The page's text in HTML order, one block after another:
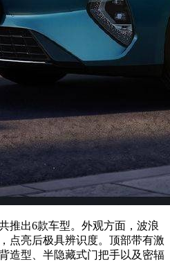
推出6款车型。外观方面，波浪
点亮后极具辨识度。顶部带有激
造型、半隐藏式门把手以及密辐